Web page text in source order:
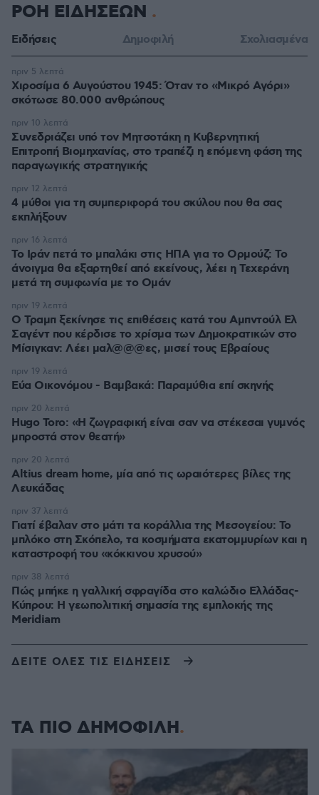
ΡΟΗ ΕΙΔΗΣΕΩΝ
Ειδήσεις Δημοφιλή Σχολιασμένα
Χιροσίμα 6 Αυγούστου 1945: Όταν το «Μικρό Αγόρι»
σκότωσε 80.000 ανθρώπους
πριν 5 λεπτά
Συνεδριάζει υπό τον Μητσοτάκη η Κυβερνητική
Επιτροπή Βιομηχανίας, στο τραπέζι η επόμενη φάση της
παραγωγικής στρατηγικής
πριν 10 λεπτά
4 μύθοι για τη συμπεριφορά του σκύλου που θα σας
εκπλήξουν
πριν 12 λεπτά
Το Ιράν πετά το μπαλάκι στις ΗΠΑ για το Ορμούζ: Το
άνοιγμα θα εξαρτηθεί από εκείνους, λέει η Τεχεράνη
μετά τη συμφωνία με το Ομάν
πριν 16 λεπτά
O Τραμπ ξεκίνησε τις επιθέσεις κατά του Αμπντούλ Ελ
Σαγέντ που κέρδισε το χρίσμα των Δημοκρατικών στο
Μίσιγκαν: Λέει μαλ@@@ες, μισεί τους Εβραίους
πριν 19 λεπτά
Εύα Οικονόμου - Βαμβακά: Παραμύθια επί σκηνής
πριν 19 λεπτά
Hugo Toro: «Η ζωγραφική είναι σαν να στέκεσαι γυμνός
μπροστά στον θεατή»
πριν 20 λεπτά
Altius dream home, μία από τις ωραιότερες βίλες της
Λευκάδας
πριν 20 λεπτά
Γιατί έβαλαν στο μάτι τα κοράλλια της Μεσογείου: Το
μπλόκο στη Σκόπελο, τα κοσμήματα εκατομμυρίων και η
καταστροφή του «κόκκινου χρυσού»
πριν 37 λεπτά
Πώς μπήκε η γαλλική σφραγίδα στο καλώδιο Ελλάδας-
Κύπρου: Η γεωπολιτική σημασία της εμπλοκής της
Meridiam
πριν 38 λεπτά
ΔΕΙΤΕ ΟΛΕΣ ΤΙΣ ΕΙΔΗΣΕΙΣ
ΤΑ ΠΙΟ ΔΗΜΟΦΙΛΗ